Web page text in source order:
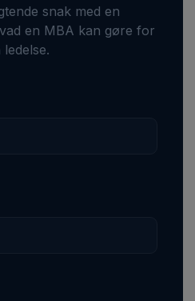
snak med en
en MBA kan gøre for
ledelse.